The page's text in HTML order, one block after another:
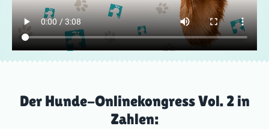
Der Hunde-Onlinekongress Vol. 2 in
Zahlen: